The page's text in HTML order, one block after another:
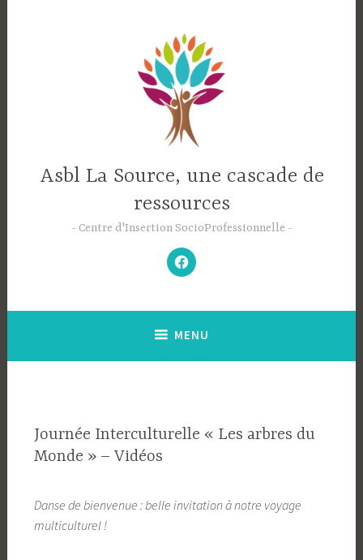
Asbl La Source, une cascade de
ressources
Centre d'Insertion SocioProfessionnelle
–
N’hésitez
pas
à
;-)
MENU
Journée Interculturelle « Les arbres du
Monde » – Vidéos
Danse de bienvenue : belle invitation à notre voyage
multiculturel !